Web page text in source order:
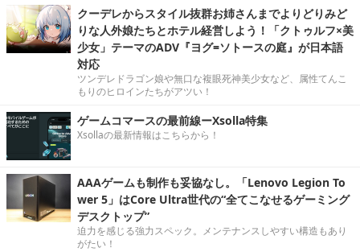
クーデレからスタイル抜群お姉さんまでよりどりみど
りな人外娘たちとホテル経営しよう！「クトゥルフ×美
少女」テーマのADV『ヨグ=ソトースの庭』が日本語
対応
ツンデレドラゴン娘や無口な複眼死神美少女など、属性てんこ
もりのヒロインたちがアツい！
ゲームコマースの最前線ーXsolla特集
Xsollaの最新情報はこちらから！
AAAゲームも制作も妥協なし。「Lenovo Legion To
wer 5」はCore Ultra世代の“全てこなせるゲーミング
デスクトップ”
迫力を感じる強力スペック。メンテナンスしやすい構造もあり
がたい！